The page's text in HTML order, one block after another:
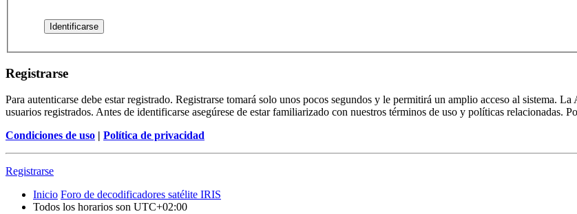
Registrarse
Para autenticarse debe estar registrado. Registrarse tomará solo unos pocos segundos y le permitirá un amplio acceso al sistema.
usuarios registrados. Antes de identificarse asegúrese de estar familiarizado con nuestros términos de uso y políticas relacionadas.
Condiciones de uso | Política de privacidad
Registrarse
Inicio Foro de decodificadores satélite IRIS
Todos los horarios son UTC+02:00